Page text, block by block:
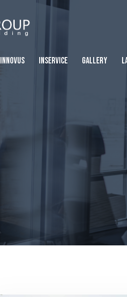
INNOVUS INSERVICE GALLERY